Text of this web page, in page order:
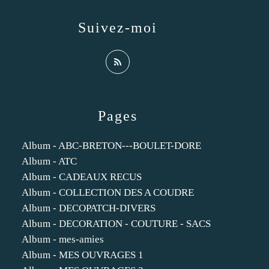
Pages
Album - ABC-BRETON---BOULET-DORE
Album - ATC
Album - CADEAUX RECUS
Album - COLLECTION DES A COUDRE
Album - DECOPATCH-DIVERS
Album - DECORATION - COUTURE - SACS
Album - mes-amies
Album - MES OUVRAGES 1
Suivez-moi